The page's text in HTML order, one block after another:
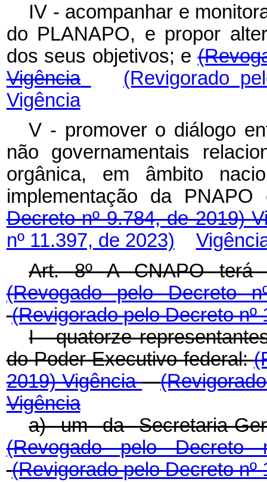
IV - acompanhar e
do PLANAPO, e propor
dos seus objetivos; e
Vigência
(Revigorado
Vigência
V - promover o diálogo
não governamentais
orgânica, em âmbito
implementação da
Decreto nº 9.784, de 2019)
nº 11.397, de 2023)
Art. 8º A CNAPO terá
(Revogado pelo Decreto
(Revigorado pelo Decreto nº
I - quatorze
do Poder Executivo federal:
2019)Vigência
Vigência
a) um da Secretaria-
(Revogado pelo
(Revigorado pelo Decreto nº